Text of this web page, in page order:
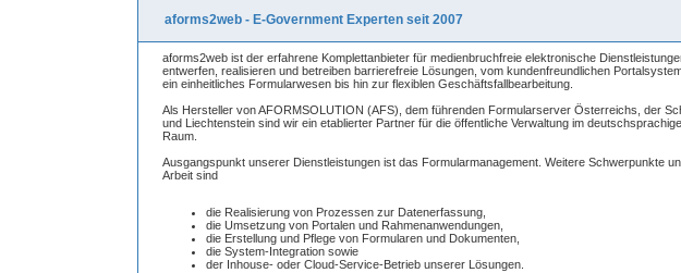
aforms2web - E-Government Experten seit 2007
aforms2web ist der erfahrene Komplettanbieter für medienbruchfreie elektronische
entwerfen, realisieren und betreiben barrierefreie Lösungen, vom kundenfreundlichen
ein einheitliches Formularwesen bis hin zur flexiblen Geschäftsfallbearbeitung.
Als Hersteller von AFORMSOLUTION (AFS), dem führenden Formularserver Österreichs, der
und Liechtenstein sind wir ein etablierter Partner für die öffentliche Verwaltung im
Raum.
Ausgangspunkt unserer Dienstleistungen ist das Formularmanagement. Weitere Schwerpunkte
Arbeit sind
die Realisierung von Prozessen zur Datenerfassung,
die Umsetzung von Portalen und Rahmenanwendungen,
die Erstellung und Pflege von Formularen und Dokumenten,
die System-Integration sowie
der Inhouse- oder Cloud-Service-Betrieb unserer Lösungen.